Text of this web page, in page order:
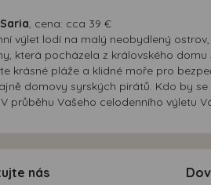
, cena: cca 39 €
výlet lodí na malý neobydlený
která pocházela z královského
krásné pláže a klidné moře pro
domovy syrských pirátů. Kdo by
průběhu Vašeho celodenního výletu
nás